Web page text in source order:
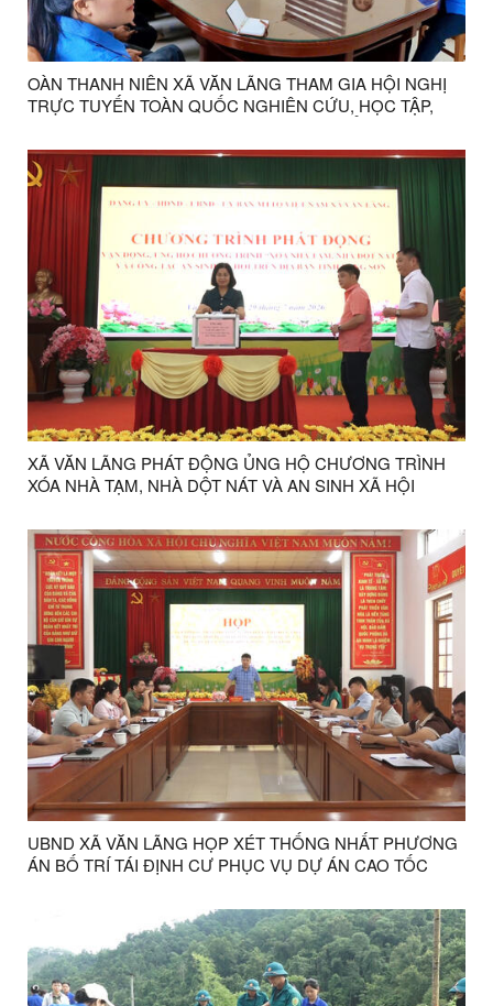
OÀN THANH NIÊN XÃ VĂN LÃNG THAM GIA HỘI NGHỊ
TRỰC TUYẾN TOÀN QUỐC NGHIÊN CỨU, HỌC TẬP,
QUỐC ĐOÀN TNCS HỒ CHÍ MINH LẦN THỨ XIII
XÃ VĂN LÃNG PHÁT ĐỘNG ỦNG HỘ CHƯƠNG TRÌNH
XÓA NHÀ TẠM, NHÀ DỘT NÁT VÀ AN SINH XÃ HỘI
UBND XÃ VĂN LÃNG HỌP XÉT THỐNG NHẤT PHƯƠNG
ÁN BỐ TRÍ TÁI ĐỊNH CƯ PHỤC VỤ DỰ ÁN CAO TỐC